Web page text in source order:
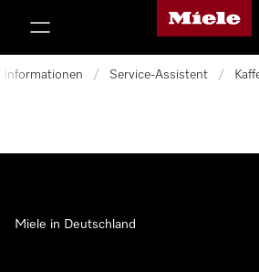
Miele-Homepage
Informationen / Service-Assistent /
Miele in Deutschland